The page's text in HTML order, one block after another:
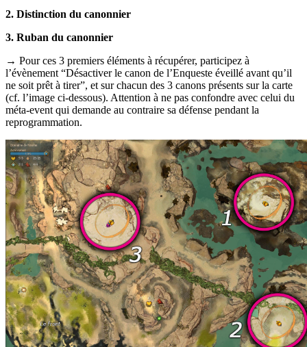
2. Distinction du canonnier
3. Ruban du canonnier
→ Pour ces 3 premiers éléments à récupérer, participez à
l’évènement “Désactiver le canon de l’Enqueste éveillé avant qu’il
ne soit prêt à tirer”, et sur chacun des 3 canons présents sur la carte
(cf. l’image ci-dessous). Attention à ne pas confondre avec celui du
méta-event qui demande au contraire sa défense pendant la
reprogrammation.